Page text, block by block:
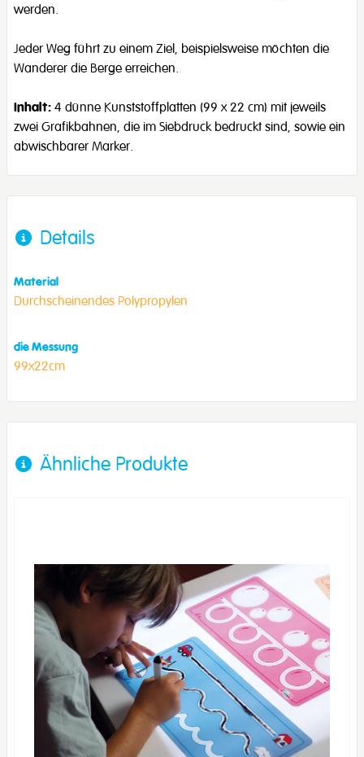
werden.
Jeder Weg führt zu einem Ziel, beispielsweise möchten die
Wanderer die Berge erreichen.
Inhalt: 4 dünne Kunststoffplatten (99 x 22 cm) mit jeweils
zwei Grafikbahnen, die im Siebdruck bedruckt sind, sowie ein
abwischbarer Marker.
Details
Material
Durchscheinendes Polypropylen
die Messung
99x22cm
Ähnliche Produkte